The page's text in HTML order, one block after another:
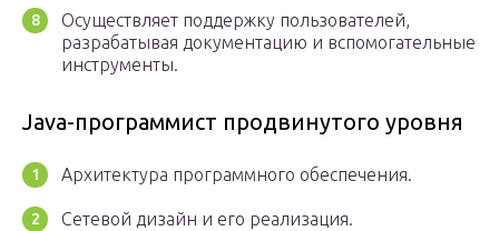
Осуществляет поддержку пользователей,
разрабатывая документацию и вспомогательные
инструменты.
Java-программист продвинутого уровня
Архитектура программного обеспечения.
Сетевой дизайн и его реализация.